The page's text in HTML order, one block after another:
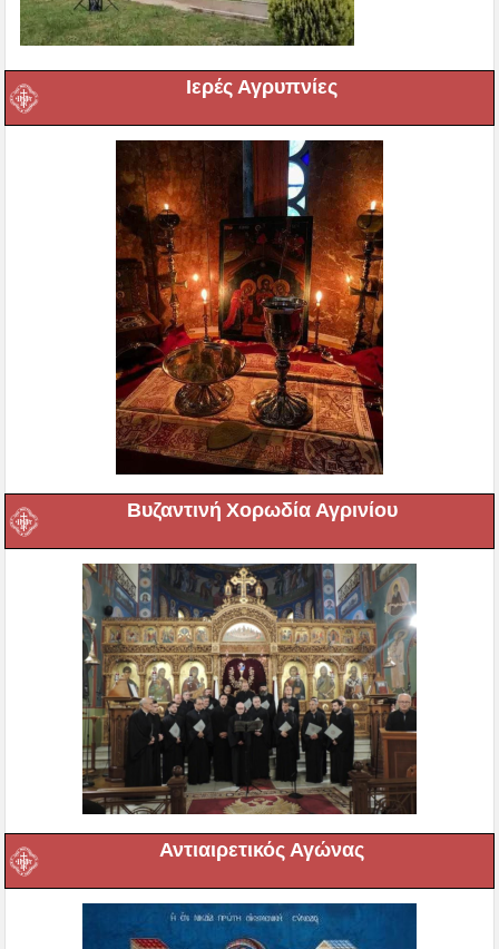
Ιερές Αγρυπνίες
Βυζαντινή Χορωδία Αγρινίου
Αντιαιρετικός Αγώνας